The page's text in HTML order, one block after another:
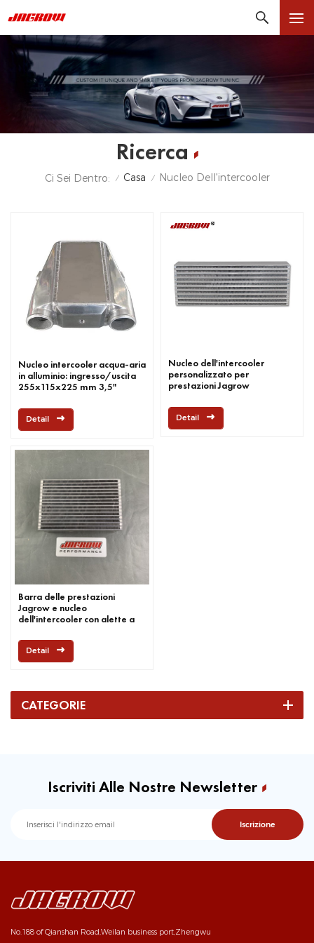
Ricerca
Ci Sei Dentro: / Casa / Nucleo Dell'intercooler
Nucleo intercooler acqua-aria
in alluminio: ingresso/uscita
255x115x225 mm 3,5"
Detail
Nucleo dell'intercooler
personalizzato per
prestazioni Jagrow
Detail
Barra delle prestazioni
Jagrow e nucleo
dell'intercooler con alette a
Detail
CATEGORIE
Iscriviti Alle Nostre Newsletter
No.188 of Qianshan Road,Weilan business port,Zhengwu